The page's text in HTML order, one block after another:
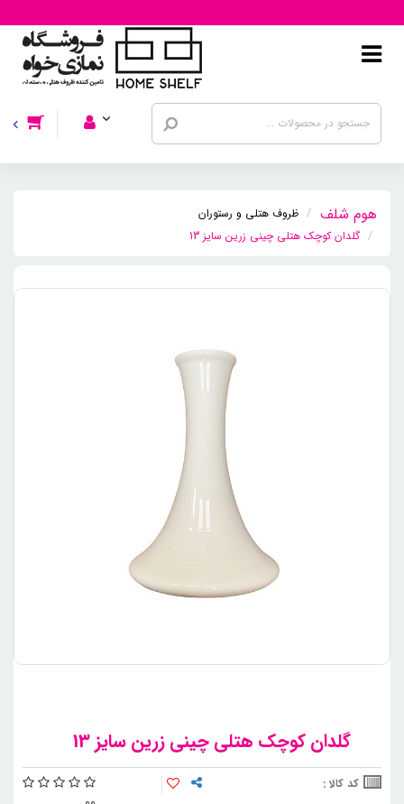
ظروف هتلی و رستوران
گلدان کوچک هتلی چینی زرین سایز 13
گلدان کوچک هتلی چینی زرین سایز 13
کد کالا :